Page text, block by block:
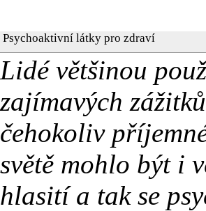
Psychoaktivní látky pro zdraví
Lidé většinou
zajímavých
čehokoliv
světě mohlo být i
hlasití a tak se